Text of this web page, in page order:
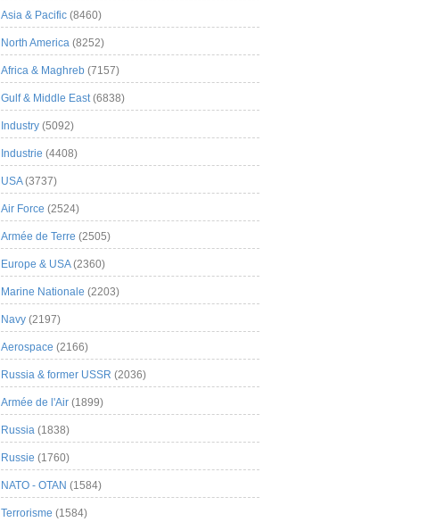
Asia & Pacific (8460)
North America (8252)
Africa & Maghreb (7157)
Gulf & Middle East(6838)
Industry (5092)
Industrie (4408)
USA(3737)
Air Force (2524)
Armée de Terre (2505)
Europe & USA(2360)
Marine Nationale (2203)
Navy (2197)
Aerospace (2166)
Russia & former USSR (2036)
Armée de l'Air (1899)
Russia (1838)
Russie (1760)
NATO - OTAN (1584)
Terrorisme (1584)